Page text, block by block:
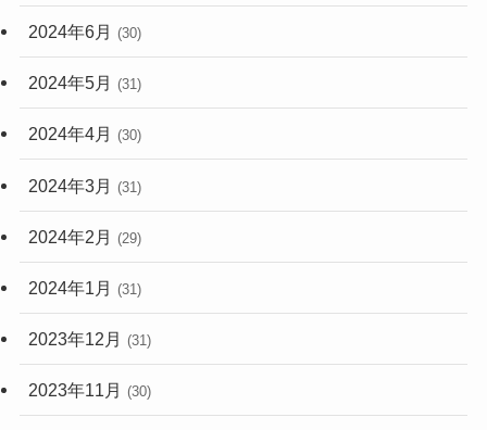
2024年6月 (30)
2024年5月 (31)
2024年4月 (30)
2024年3月 (31)
2024年2月 (29)
2024年1月 (31)
2023年12月 (31)
2023年11月 (30)